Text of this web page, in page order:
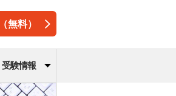
無料）
受験情報